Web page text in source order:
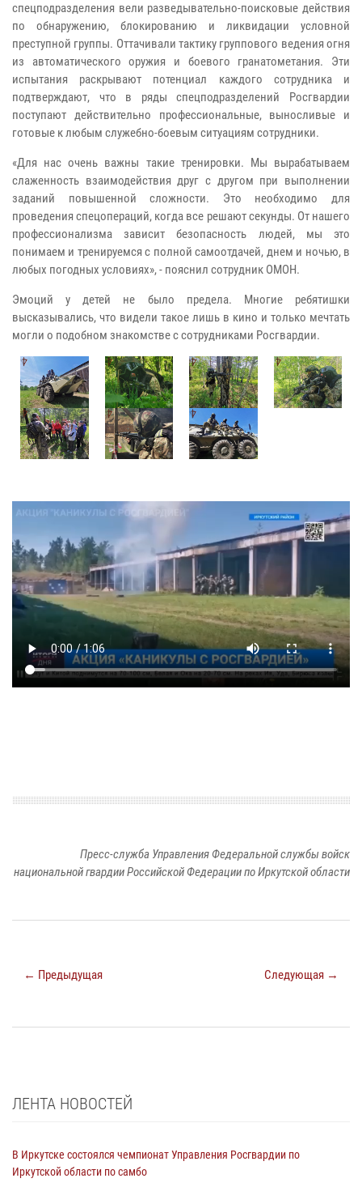
спецподразделения вели разведывательно-поисковые действия
по обнаружению, блокированию и ликвидации условной
преступной группы. Оттачивали тактику группового ведения огня
из автоматического оружия и боевого гранатометания. Эти
испытания раскрывают потенциал каждого сотрудника и
подтверждают, что в ряды спецподразделений Росгвардии
поступают действительно профессиональные, выносливые и
готовые к любым служебно-боевым ситуациям сотрудники.
«Для нас очень важны такие тренировки. Мы вырабатываем
слаженность взаимодействия друг с другом при выполнении
заданий повышенной сложности. Это необходимо для
проведения спецопераций, когда все решают секунды. От нашего
профессионализма зависит безопасность людей, мы это
понимаем и тренируемся с полной самоотдачей, днем и ночью, в
любых погодных условиях», - пояснил сотрудник ОМОН.
Эмоций у детей не было предела. Многие ребятишки
высказывались, что видели такое лишь в кино и только мечтать
могли о подобном знакомстве с сотрудниками Росгвардии.
Пресс-служба Управления Федеральной службы войск
национальной гвардии Российской Федерации по Иркутской области
← Предыдущая Следующая →
ЛЕНТА НОВОСТЕЙ
В Иркутске состоялся чемпионат Управления Росгвардии по
Иркутской области по самбо